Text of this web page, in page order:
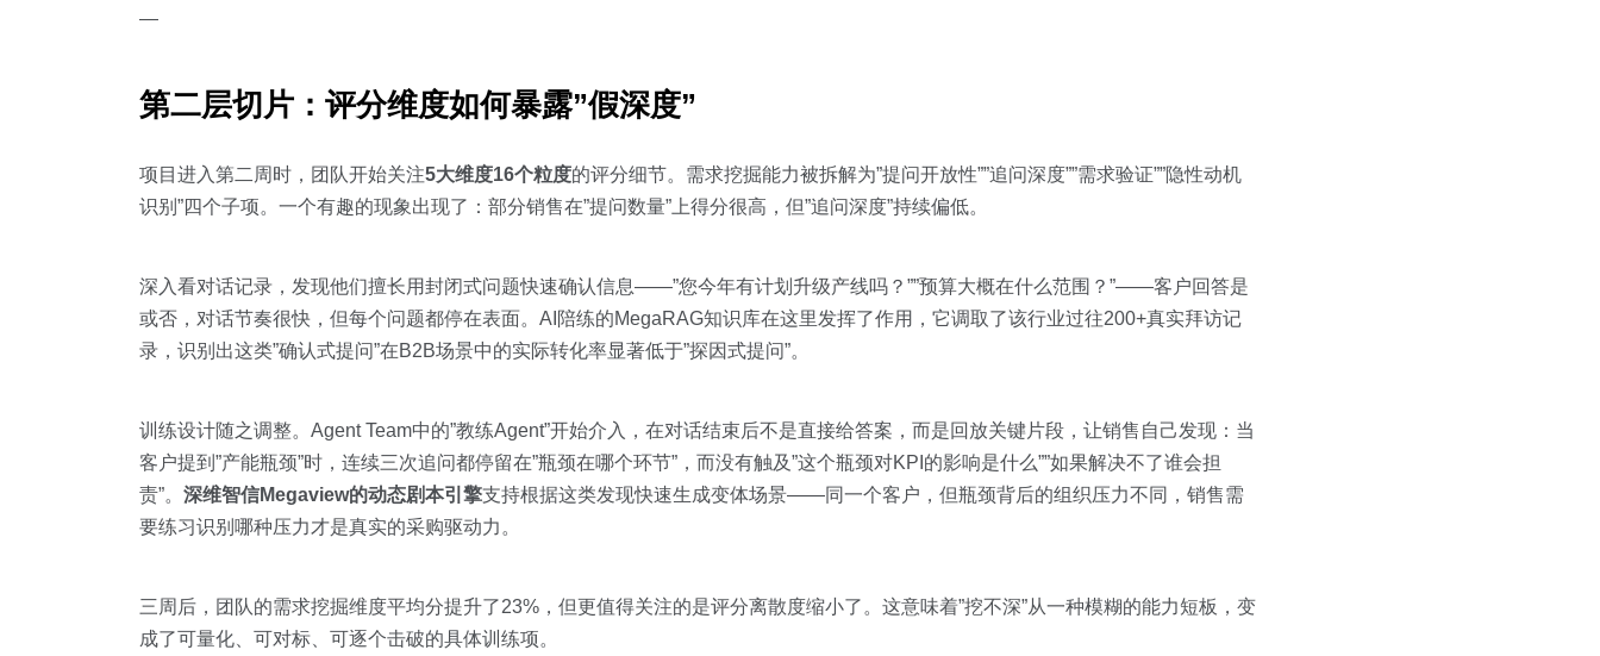
—
第二层切片：评分维度如何暴露”假深度”
项目进入第二周时，团队开始关注5大维度16个粒度的评分细节。需求挖掘能力被拆解为”提问开放性””追问深度””需求验证””隐性动机
识别”四个子项。一个有趣的现象出现了：部分销售在”提问数量”上得分很高，但”追问深度”持续偏低。
深入看对话记录，发现他们擅长用封闭式问题快速确认信息——”您今年有计划升级产线吗？””预算大概在什么范围？”——客户回答是
或否，对话节奏很快，但每个问题都停在表面。AI陪练的MegaRAG知识库在这里发挥了作用，它调取了该行业过往200+真实拜访记
录，识别出这类”确认式提问”在B2B场景中的实际转化率显著低于”探因式提问”。
训练设计随之调整。Agent Team中的”教练Agent”开始介入，在对话结束后不是直接给答案，而是回放关键片段，让销售自己发现：当
客户提到”产能瓶颈”时，连续三次追问都停留在”瓶颈在哪个环节”，而没有触及”这个瓶颈对KPI的影响是什么””如果解决不了谁会担
责”。 深维智信Megaview的动态剧本引擎支持根据这类发现快速生成变体场景——同一个客户，但瓶颈背后的组织压力不同，销售需
要练习识别哪种压力才是真实的采购驱动力。
三周后，团队的需求挖掘维度平均分提升了23%，但更值得关注的是评分离散度缩小了。这意味着”挖不深”从一种模糊的能力短板，变
成了可量化、可对标、可逐个击破的具体训练项。